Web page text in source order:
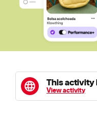
This activity
View activity